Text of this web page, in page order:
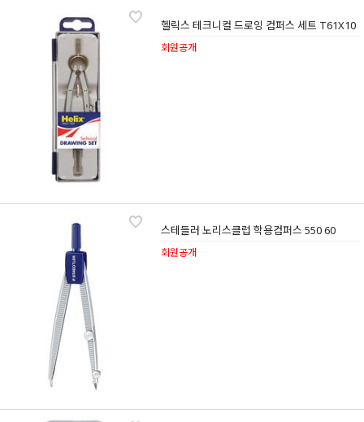
헬릭스 테크니컬 드로잉 컴퍼스 세트 T61X10
회원공개
스테들러 노리스클럽 학용컴퍼스 550 60
회원공개